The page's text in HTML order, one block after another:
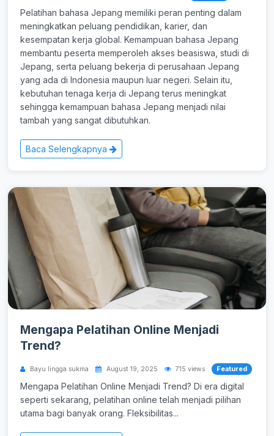
Pelatihan bahasa Jepang memiliki peran penting dalam
meningkatkan peluang pendidikan, karier, dan
kesempatan kerja global. Kemampuan bahasa Jepang
membantu peserta memperoleh akses beasiswa, studi di
Jepang, serta peluang bekerja di perusahaan Jepang
yang ada di Indonesia maupun luar negeri. Selain itu,
kebutuhan tenaga kerja di Jepang terus meningkat
sehingga kemampuan bahasa Jepang menjadi nilai
tambah yang sangat dibutuhkan.
Baca Selengkapnya
Mengapa Pelatihan Online Menjadi
Trend?
Bayu lingga sukma August 19, 2025 715 views Featured
Mengapa Pelatihan Online Menjadi Trend? Di era digital
seperti sekarang, pelatihan online telah menjadi pilihan
utama bagi banyak orang. Fleksibilitas...